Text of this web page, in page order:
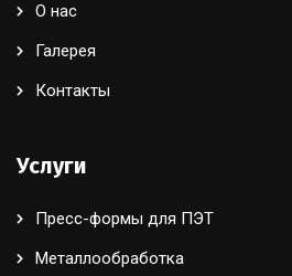
О нас
Галерея
Контакты
Услуги
Пресс-формы для ПЭТ
Металлообработка